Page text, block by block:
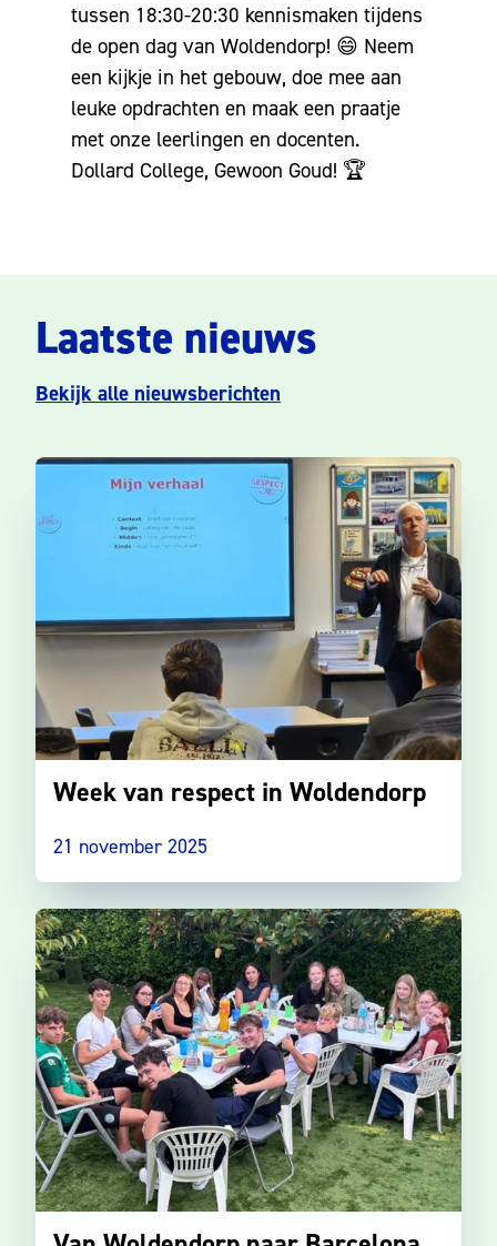
tussen 18:30-20:30 kennismaken tijdens
de open dag van Woldendorp! 😄 Neem
een kijkje in het gebouw, doe mee aan
leuke opdrachten en maak een praatje
met onze leerlingen en docenten.
Dollard College, Gewoon Goud! 🏆
Laatste nieuws
Bekijk alle nieuwsberichten
Week van respect in Woldendorp
21 november 2025